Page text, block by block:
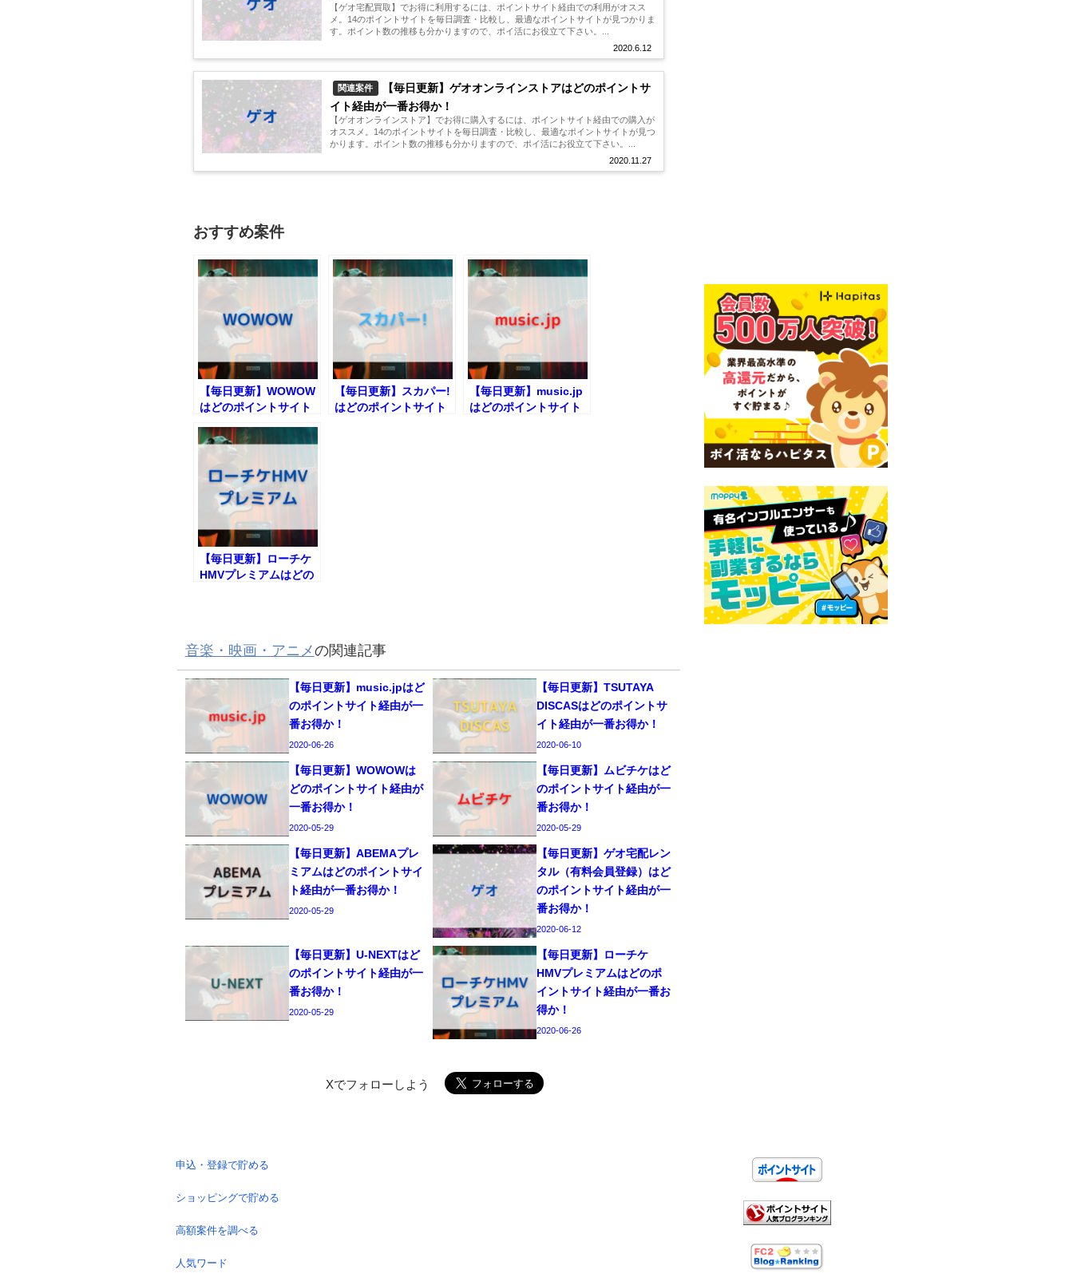
2020.6.12
【ゲオ宅配買取】でお得に利用するには、ポイントサイト経由での利用がオスス
メ。14のポイントサイトを毎日調査・比較し、最適なポイントサイトが見つかりま
す。ポイント数の推移も分かりますので、ポイ活にお役立て下さい。...
関連案件
【毎日更新】ゲオオンラインストアはどのポイントサ
イト経由が一番お得か！
2020.11.27
【ゲオオンラインストア】でお得に購入するには、ポイントサイト経由での購入が
オススメ。14のポイントサイトを毎日調査・比較し、最適なポイントサイトが見つ
かります。ポイント数の推移も分かりますので、ポイ活にお役立て下さい。...
おすすめ案件
【毎日更新】WOWOW
はどのポイントサイト
【毎日更新】スカパー!
はどのポイントサイト
【毎日更新】music.jp
はどのポイントサイト
【毎日更新】ローチケ
HMVプレミアムはどの
音楽・映画・アニメの関連記事
【毎日更新】music.jpはど
のポイントサイト経由が一
番お得か！
2020-06-26
【毎日更新】TSUTAYA
DISCASはどのポイントサ
イト経由が一番お得か！
2020-06-10
【毎日更新】WOWOWは
どのポイントサイト経由が
一番お得か！
2020-05-29
【毎日更新】ムビチケはど
のポイントサイト経由が一
番お得か！
2020-05-29
【毎日更新】ABEMAプレ
ミアムはどのポイントサイ
ト経由が一番お得か！
2020-05-29
【毎日更新】ゲオ宅配レン
タル（有料会員登録）はど
のポイントサイト経由が一
番お得か！
2020-06-12
【毎日更新】U-NEXTはど
のポイントサイト経由が一
番お得か！
2020-05-29
【毎日更新】ローチケ
HMVプレミアムはどのポ
イントサイト経由が一番お
得か！
2020-06-26
Xでフォローしよう
申込・登録で貯める
ショッピングで貯める
高額案件を調べる
人気ワード